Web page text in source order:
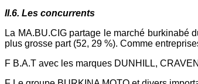
II.6. Les concurrents
La MA.BU.CIG partage le marché burkinabé
plus grosse part (52, 29 %). Comme
F B.A.T avec les marques DUNHILL,